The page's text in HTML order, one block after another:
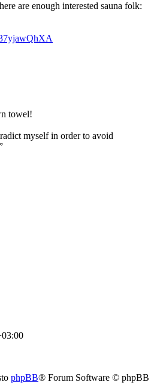
are enough interested sauna folk:
towel!
myself in order to avoid
phpBB® Forum Software © phpBB